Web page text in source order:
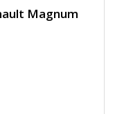
Magnum